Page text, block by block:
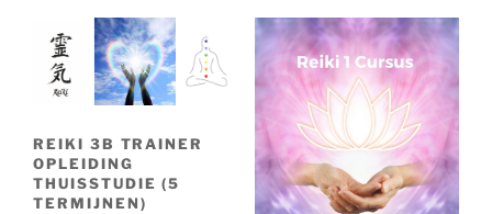
REIKI 3B TRAINER
OPLEIDING
THUISSTUDIE (5
TERMIJNEN)